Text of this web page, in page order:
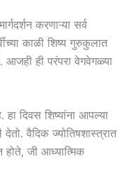
करणाऱ्या सर्व
काळी शिष्य गुरुकुलात
आजही ही परंपरा वेगवेगळ्या
दिवस शिष्यांना आपल्या
वैदिक ज्योतिषशास्त्रात
होते, जी आध्यात्मिक